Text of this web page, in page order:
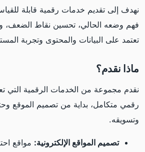
نهدف إلى تقديم خدمات رقمية قابلة
فهم وضعه الحالي، تحسين نقاط الضعف،
تعتمد على البيانات والمحتوى وتجربة
ماذا نقدم؟
نقدم مجموعة من الخدمات الرقمية التي
رقمي متكامل، بداية من تصميم الموقع
وتسويقه.
تصميم المواقع الإلكترونية: مواقع